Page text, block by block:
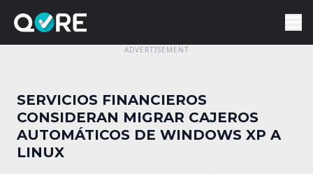
SERVICIOS FINANCIEROS
CONSIDERAN MIGRAR CAJEROS
AUTOMÁTICOS DE WINDOWS XP A
LINUX